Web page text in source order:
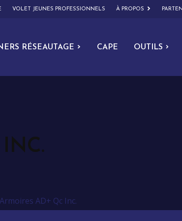
VOLET JEUNES PROFESSIONNELS À PROPOS
RÉSEAUTAGE CAPE OUTILS
Armoires AD+ Qc Inc.